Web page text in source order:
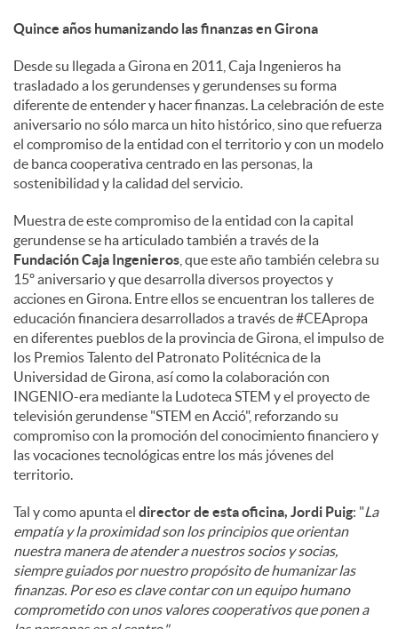
Quince años humanizando las finanzas en Girona
Desde su llegada a Girona en 2011, Caja Ingenieros ha
trasladado a los gerundenses y gerundenses su forma
diferente de entender y hacer finanzas. La celebración de este
aniversario no sólo marca un hito histórico, sino que refuerza
el compromiso de la entidad con el territorio y con un modelo
de banca cooperativa centrado en las personas, la
sostenibilidad y la calidad del servicio.
Muestra de este compromiso de la entidad con la capital
gerundense se ha articulado también a través de la
Fundación Caja Ingenieros , que este año también celebra su
15º aniversario y que desarrolla diversos proyectos y
acciones en Girona. Entre ellos se encuentran los talleres de
educación financiera desarrollados a través de #CEApropa
en diferentes pueblos de la provincia de Girona, el impulso de
los Premios Talento del Patronato Politécnica de la
Universidad de Girona, así como la colaboración con
INGENIO-era mediante la Ludoteca STEM y el proyecto de
televisión gerundense "STEM en Acció", reforzando su
compromiso con la promoción del conocimiento financiero y
las vocaciones tecnológicas entre los más jóvenes del
territorio.
Tal y como apunta el director de esta oficina, Jordi Puig: "La
empatía y la proximidad son los principios que orientan
nuestra manera de atender a nuestros socios y socias,
siempre guiados por nuestro propósito de humanizar las
finanzas. Por eso es clave contar con un equipo humano
comprometido con unos valores cooperativos que ponen a